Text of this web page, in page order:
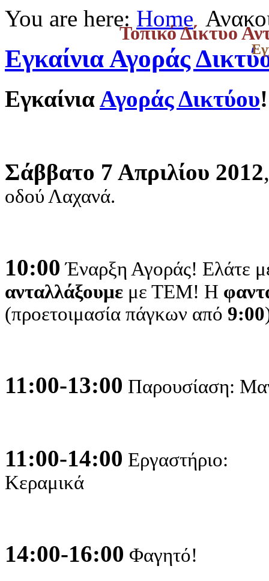
Τοπικό Δίκτυο
You are here: Home
Εγκαίνια Αγοράς
ΕγκαίνιαΑγοράς Δικτύου!
Σάββατο 7 Απριλίου 2012,
οδού Λαχανά.
10:00 Έναρξη Αγοράς! Ελάτε
ανταλλάξουμε με ΤΕΜ! Η
(προετοιμασία πάγκων από 9:00
11:00-13:00 Παρουσίαση:
11:00-14:00 Εργαστήριο:
Κεραμικά
14:00-16:00 Φαγητό!